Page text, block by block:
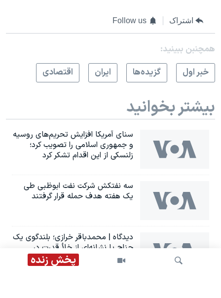
پخش زنده
اشتراک Follow us
همچنبن ببینید:
خبر اول
گزيده‌ها ايران اقتصادی
بیشتر بخوانید
سنای آمریکا افزایش تحریم‌های روسیه
و جمهوری اسلامی را تصویب کرد؛
زلنسکی از این اقدام تشکر کرد
سه نفتکش شرکت نفت ابوظبی طی
یک هفته هدف حمله قرار گرفتند
دیدگاه | محمدباقر خرازی؛ بلندگوی یک
جناح یا نشانه‌ای از خلأ قدرت در
جمهوری اسلامی؟